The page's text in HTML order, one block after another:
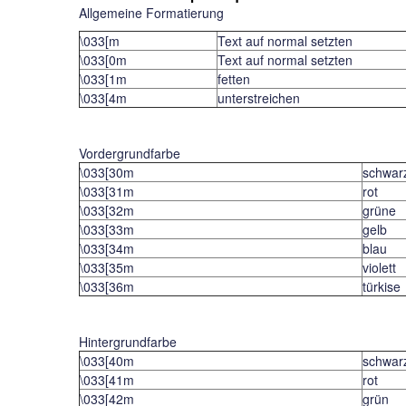
Allgemeine Formatierung
\033[m
Text auf normal setzten
\033[0m
Text auf normal setzten
\033[1m
fetten
\033[4m
unterstreichen
Vordergrundfarbe
\033[30m
\033[31m
rot
\033[32m
grüne
\033[33m
gelb
\033[34m
blau
\033[35m
violett
\033[36m
türkise
Hintergrundfarbe
\033[40m
\033[41m
rot
\033[42m
grün